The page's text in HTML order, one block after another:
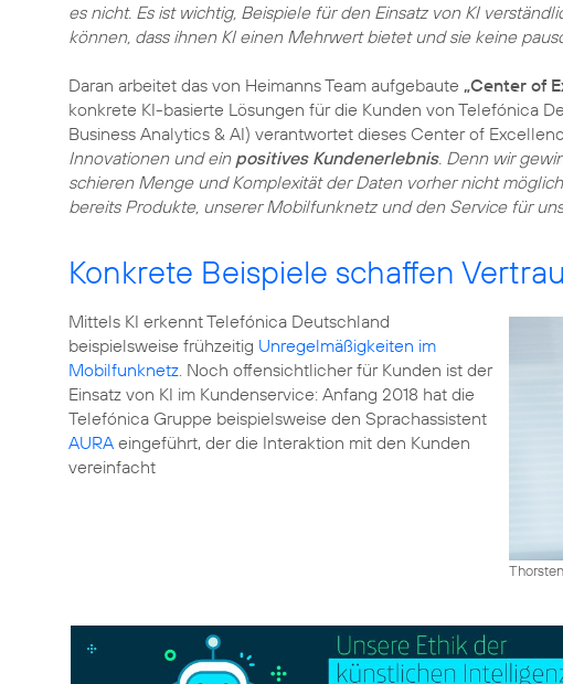
es nicht. Es ist wichtig, Beispiele für den Einsatz von KI
können, dass ihnen KI einen Mehrwert bietet und sie keine
Daran arbeitet das von Heimanns Team aufgebaute „Center of
konkrete KI-basierte Lösungen für die Kunden von Telefónica
Business Analytics & AI) verantwortet dieses Center of
Innovationen und ein positives Kundenerlebnis. Denn wir
schieren Menge und Komplexität der Daten vorher nicht
bereits Produkte, unserer Mobilfunknetz und den Service für
Konkrete Beispiele schaffen
Mittels KI erkennt Telefónica Deutschland
beispielsweise frühzeitig Unregelmäßigkeiten im
Mobilfunknetz. Noch offensichtlicher für Kunden ist der
Einsatz von KI im Kundenservice: Anfang 2018 hat die
Telefónica Gruppe beispielsweise den Sprachassistent
AURA eingeführt, der die Interaktion mit den Kunden
vereinfacht